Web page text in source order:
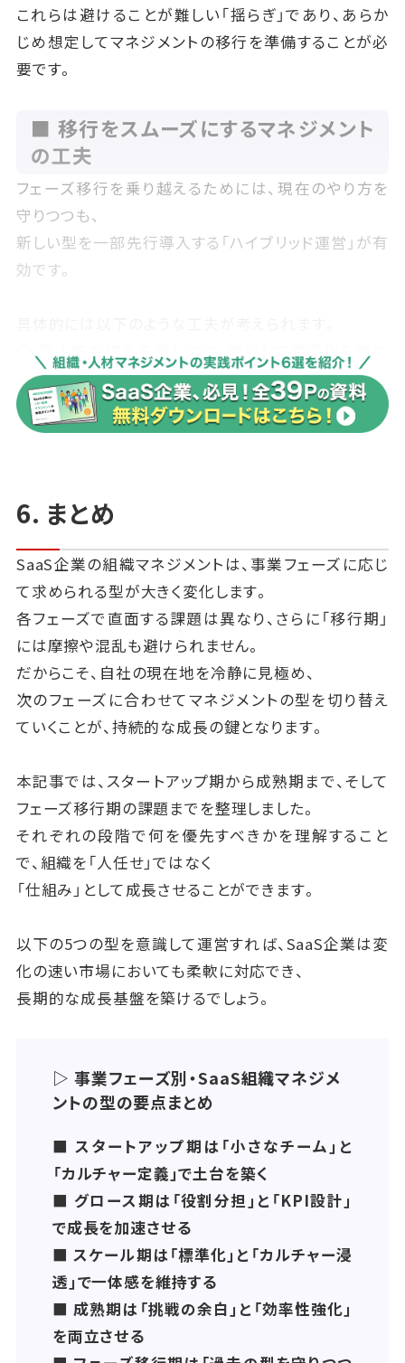
これらは避けることが難しい「揺らぎ」であり、あらか
じめ想定してマネジメントの移行を準備することが必
要です。
■ 移行をスムーズにするマネジメント
の工夫
フェーズ移行を乗り越えるためには、現在のやり方を
守りつつも、
新しい型を一部先行導入する「ハイブリッド運営」が有
効です。
〇 属人的な強みを残しつつ、並行して標準化を進め
る（スタートアップ → グロース）
〇 部門ごとに最適化したKPIを追いつつ、共通の指標
を導入して連携を保つ（グロース → スケール）
また、移行期には「新しいやり方への反発」が強く出ま
し、
「なぜ型を変えるのか」を繰り返し説明することです。
納得感を持って移行できれば、摩擦は最小限に抑えら
れます。
フェーズ移行期のマネジメントは「過去の型を完全に
捨てるのではなく、次の型を少しずつ混ぜる」ことに尽
段階的に移行できるかどうかが、SaaS企業が持続的
に成長できるかどうかを左右します。
6. まとめ
SaaS企業の組織マネジメントは、事業フェーズに応じ
て求められる型が大きく変化します。
各フェーズで直面する課題は異なり、さらに「移行期」
には摩擦や混乱も避けられません。
だからこそ、自社の現在地を冷静に見極め、
次のフェーズに合わせてマネジメントの型を切り替え
ていくことが、持続的な成長の鍵となります。
本記事では、スタートアップ期から成熟期まで、そして
フェーズ移行期の課題までを整理しました。
それぞれの段階で何を優先すべきかを理解すること
で、組織を「人任せ」ではなく
「仕組み」として成長させることができます。
以下の5つの型を意識して運営すれば、SaaS企業は変
化の速い市場においても柔軟に対応でき、
長期的な成長基盤を築けるでしょう。
▷ 事業フェーズ別・SaaS組織マネジメ
ントの型の要点まとめ
■ スタートアップ期は「小さなチーム」と
「カルチャー定義」で土台を築く
■ グロース期は「役割分担」と「KPI設計」
で成長を加速させる
■ スケール期は「標準化」と「カルチャー浸
透」で一体感を維持する
■ 成熟期は「挑戦の余白」と「効率性強化」
を両立させる